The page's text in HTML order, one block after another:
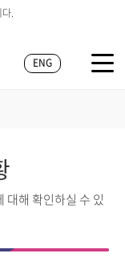
.
ENG
대해 확인하실 수 있